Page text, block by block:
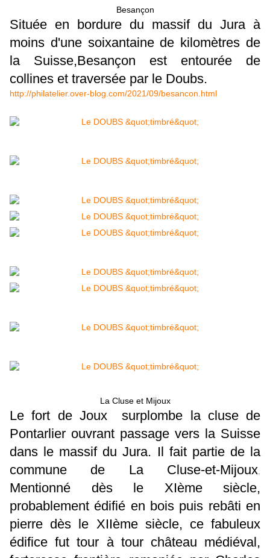
Besançon
Située en bordure du massif du Jura à
moins d'une soixantaine de kilomètres de
la Suisse,Besançon est entourée de
collines et traversée par le Doubs.
http://philatelier.over-blog.com/2021/09/besancon.html
La Cluse et Mijoux
Le fort de Joux surplombe la cluse de
Pontarlier ouvrant passage vers la Suisse
dans le massif du Jura. Il fait partie de la
commune de La Cluse-et-Mijoux
Mentionné dès le XIème siècle,
probablement édifié en bois puis rebâti en
pierre dès le XIIème siècle, ce fabuleux
édifice fut tour à tour château médiéval,